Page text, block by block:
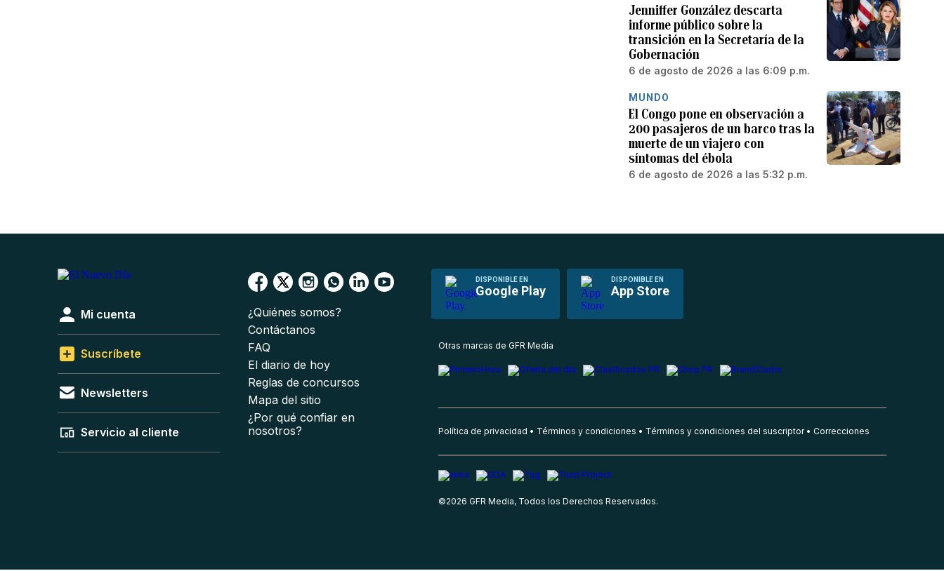
Jenniffer González descarta
informe público sobre la
transición en la Secretaría de la
Gobernación
6 de agosto de 2026 a las 6:09 p.m.
MUNDO
El Congo pone en observación a
200 pasajeros de un barco tras la
muerte de un viajero con
síntomas del ébola
6 de agosto de 2026 a las 5:32 p.m.
DISPONIBLE EN
Google Play
DISPONIBLE EN
App Store
Mi cuenta
Suscríbete
Newsletters
Servicio al cliente
¿Quiénes somos?
Contáctanos
FAQ
El diario de hoy
Reglas de concursos
Mapa del sitio
¿Por qué confiar en
nosotros?
Otras marcas de GFR Media
Política de privacidad Términos y condiciones Términos y condiciones del suscriptor Correcciones
©2026 GFR Media, Todos los Derechos Reservados.